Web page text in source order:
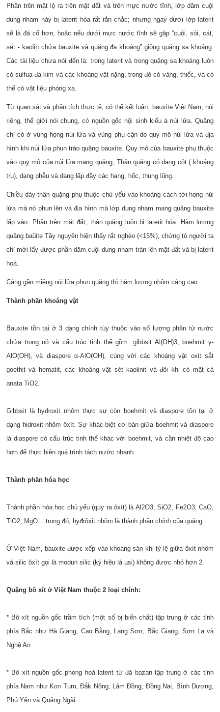
Phần trên mặt lộ ra trên mặt đất và trên mực nước tĩnh, lớp dăm cuội
dung nham này bị laterit hóa rất rắn chắc; nhưng ngay dưới lớp laterit
sẽ là đá cổ hơn, hoặc nếu dưới mực nước tĩnh sẽ gặp “cuội, sỏi, cát,
sét - kaolin chứa bauxite và quặng đa khoáng” giống quặng sa khoáng.
Các tài liệu chưa nói đến là: trong laterit và trong quặng sa khoáng luôn
có sulfua đa kim và các khoáng vật nặng, trong đó có vàng, thiếc, và có
thể có vật liệu phóng xạ.
Từ quan sát và phân tích thực tế, có thể kết luận: bauxite Việt Nam, nói
riêng, thế giới nói chung, có nguồn gốc nội sinh kiểu á núi lửa. Quặng
chỉ có ở vùng họng núi lửa và vùng phụ cận do quy mô núi lửa và địa
hình khi núi lửa phun trào quặng bauxite. Quy mô của bauxite phụ thuộc
vào quy mô của núi lửa mang quặng; Thân quặng có dạng cột ( khoáng
trụ), dạng phễu và dạng lấp đầy các hang, hốc, thung lũng.
Chiều dày thân quặng phụ thuộc chủ yếu vào khoảng cách tới họng núi
lửa mà nó phun lên và địa hình mà lớp dung nham mang quặng bauxite
lấp vào. Phần trên mặt đất, thân quặng luôn bị laterit hóa. Hàm lượng
quặng baũite Tây nguyên hiện thấy rất nghèo (<15%), chứng tỏ người ta
chỉ mới lấy được phần dăm cuội dung nham tràn lên mặt đất và bị laterit
hoá.
Càng gần miệng núi lửa phun quặng thì hàm lượng nhôm càng cao.
Thành phần khoáng vật
Bauxite tồn tại ở 3 dạng chính tùy thuộc vào số lượng phân tử nước
chứa trong nó và cấu trúc tinh thể gồm: gibbsit Al(OH)3, boehmit γ-
AlO(OH), và diaspore α-AlO(OH), cùng với các khoáng vật oxit sắt
goethit và hematit, các khoáng vật sét kaolinit và đôi khi có mặt cả
anata TiO2.
Gibbsit là hydroxit nhôm thực sự còn boehmit và diaspore tồn tại ở
dạng hidroxit nhôm ôxít. Sự khác biệt cơ bản giữa boehmit và diaspore
là diaspore có cấu trúc tinh thể khác với boehmit, và cần nhiệt độ cao
hơn để thực hiện quá trình tách nước nhanh.
Thành phần hóa học
Thành phần hóa học chủ yếu (quy ra ôxít) là Al2O3, SiO2, Fe2O3, CaO,
TiO2, MgO... trong đó, hyđrôxit nhôm là thành phần chính của quặng.
Ở Việt Nam, bauxite được xếp vào khoáng sản khi tỷ lệ giữa ôxít nhôm
và silic ôxít gọi là modun silic (ký hiệu là µsi) không được nhỏ hơn 2.
Quặng bô xít ở Việt Nam thuộc 2 loại chính:
* Bô xít nguồn gốc trầm tích (một số bị biến chất) tập trung ở các tỉnh
phía Bắc như Hà Giang, Cao Bằng, Lạng Sơn, Bắc Giang, Sơn La và
Nghệ An
* Bô xít nguồn gốc phong hoá laterit từ đá bazan tập trung ở các tỉnh
phía Nam như Kon Tum, Đắk Nông, Lâm Đồng, Đồng Nai, Bình Dương,
Phú Yên và Quảng Ngãi.